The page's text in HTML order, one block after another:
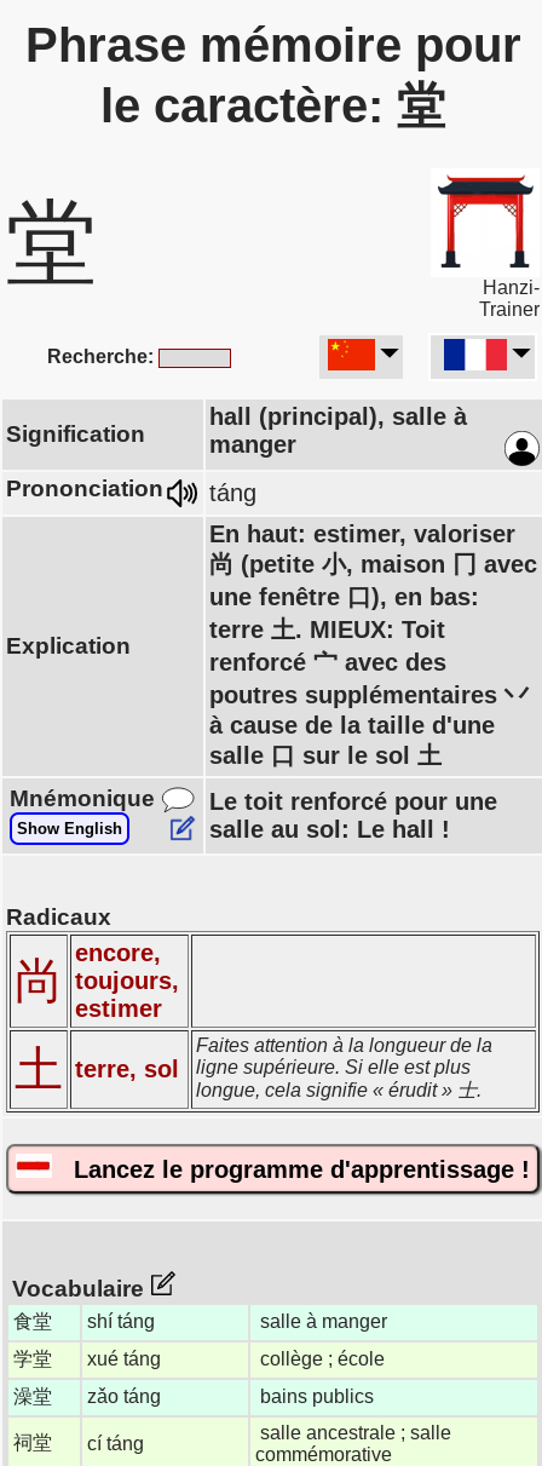
Phrase mémoire pour
le caractère: 堂
堂
Hanzi-
Trainer
Recherche:
Signification
hall (principal), salle à
manger
Prononciation táng
Explication
En haut: estimer, valoriser
尚 (petite 小, maison 冂 avec
une fenêtre 口), en bas:
terre 土. MIEUX: Toit
renforcé 宀 avec des
poutres supplémentaires 丷
à cause de la taille d'une
salle 口 sur le sol 土
Mnémonique
Show English
Le toit renforcé pour une
salle au sol: Le hall !
Radicaux
尚
encore,
toujours,
estimer
土 terre, sol
Faites attention à la longueur de la
ligne supérieure. Si elle est plus
longue, cela signifie « érudit » 士.
Lancez le programme d'apprentissage !
Vocabulaire
食堂 shí táng
salle à manger
学堂
xué táng
collège ; école
澡堂
zǎo táng bains publics
祠堂 cí táng
salle ancestrale ; salle
commémorative